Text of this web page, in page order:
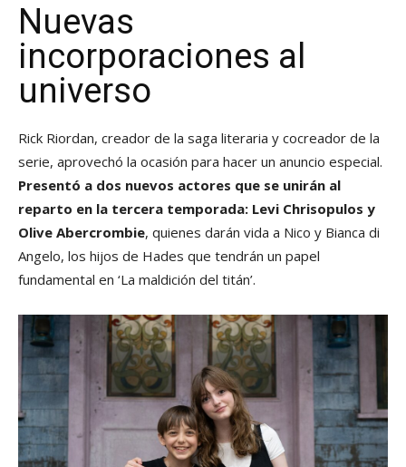
Nuevas
incorporaciones al
universo
Rick Riordan, creador de la saga literaria y cocreador de la
serie, aprovechó la ocasión para hacer un anuncio especial.
Presentó a dos nuevos actores que se unirán al
reparto en la tercera temporada: Levi Chrisopulos y
Olive Abercrombie, quienes darán vida a Nico y Bianca di
Angelo, los hijos de Hades que tendrán un papel
fundamental en ‘La maldición del titán’.